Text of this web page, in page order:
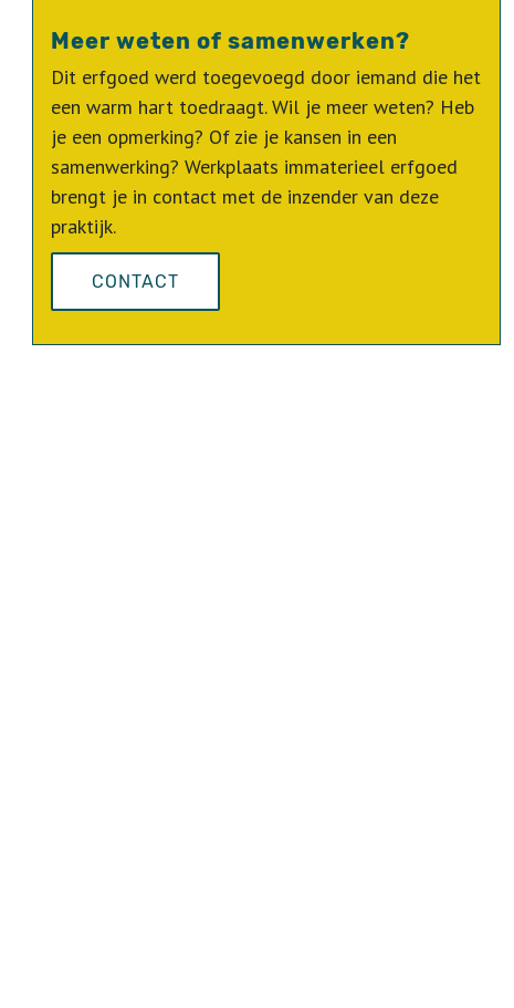
Meer weten of samenwerken?
Dit erfgoed werd toegevoegd door iemand die het
een warm hart toedraagt. Wil je meer weten? Heb
je een opmerking? Of zie je kansen in een
samenwerking? Werkplaats immaterieel erfgoed
brengt je in contact met de inzender van deze
praktijk.
CONTACT